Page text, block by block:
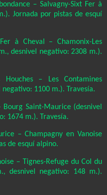
– Salvagny-Sixt Fer à
Jornada por pistas de esquí
à Cheval – Chamonix-Les
desnivel negativo: 2308 m.).
Houches – Les Contamines
1100 m.). Travesía.
Saint-Maurice (desnivel
1674 m.). Travesía.
– Champagny en Vanoise
de esquí alpino.
– Tignes-Refuge du Col du
desnivel negativo: 148 m.).